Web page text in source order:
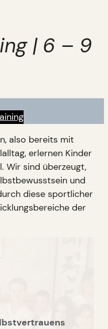
| 6 – 9
also bereits mit
erlernen Kinder
Wir sind überzeugt,
und
diese sportlicher
der